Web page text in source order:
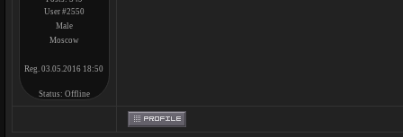
User #2550
Male
Moscow
Reg. 03.05.2016 18:50
Status: Offline